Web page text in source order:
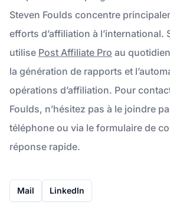
Steven Foulds concentre
efforts d’affiliation à l’international.
utilise Post Affiliate Pro au
la génération de rapports et
opérations d’affiliation. Pour
Foulds, n’hésitez pas à le joindre
téléphone ou via le formulaire de
réponse rapide.
Mail LinkedIn